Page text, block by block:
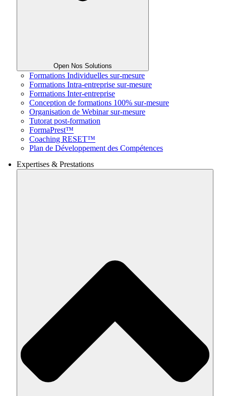
Open Nos Solutions
Formations Individuelles sur-mesure
Formations Intra-entreprise sur-mesure
Formations Inter-entreprise
Conception de formations 100% sur-mesure
Organisation de Webinar sur-mesure
Tutorat post-formation
FormaPrest™
Coaching RESET™
Plan de Développement des Compétences
Expertises & Prestations